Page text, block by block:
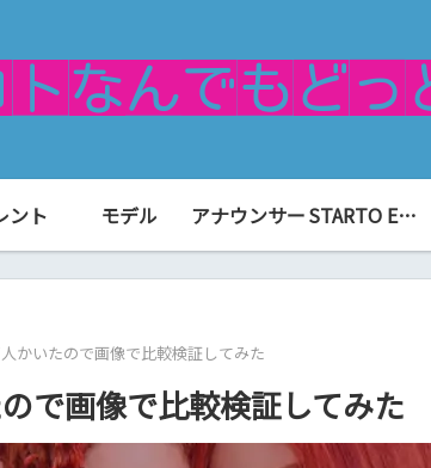
ント モデル アナウンサー STARTO ENTERTAINMENT（旧ジャニーズ）
かいたので画像で比較検証してみた
で画像で比較検証してみた